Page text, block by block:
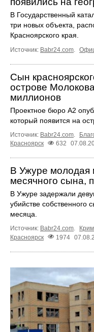
В Государственный
три новых объекта,
Красноярского края.
Источник: Babr24.com.
Сын
острове
миллионов
Проектное бюро А2
который появится на
Источник: Babr24.com.
Красноярск
632
В Ужуре молодая
месячного сына,
В Ужуре задержали
убийстве собственного
месяца.
Источник: Babr24.com.
Красноярск
1974